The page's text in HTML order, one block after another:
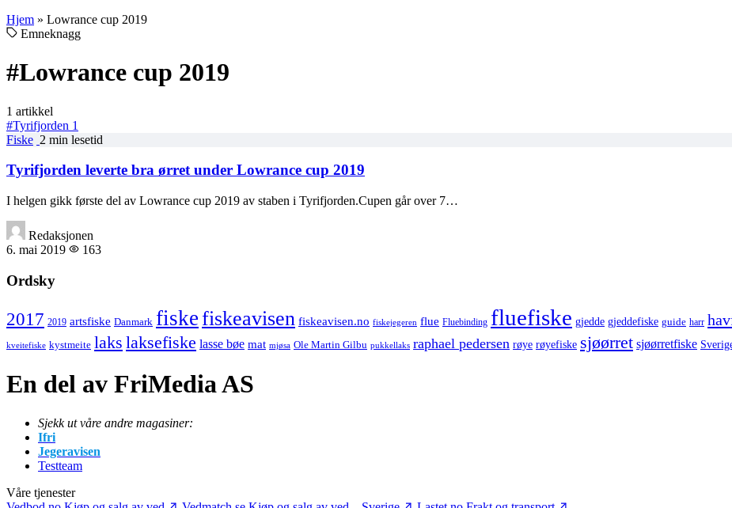
Hjem » Lowrance cup 2019
Emneknagg
#Lowrance cup 2019
1 artikkel
#Tyrifjorden 1
Fiske 2 min lesetid
Tyrifjorden leverte bra ørret under Lowrance cup 2019
I helgen gikk første del av Lowrance cup 2019 av staben i Tyrifjorden.Cupen går over 7…
Redaksjonen
6. mai 2019
163
Ordsky
2017 2019 artsfiske Danmark fiskefiskeavisen fiskeavisen.no fiskejegeren flue Fluebinding fluefiske gjedde gjeddefiske guide harr
kveitefiske kystmeite laks laksefiske lasse bøe mat mjøsa Ole Martin Gilbu pukkellaks raphael pedersen røye røyefiske sjøørret sjøørretfiske
En del av FriMedia AS
Sjekk ut våre andre magasiner:
Ifri
Jegeravisen
Testteam
Våre tjenester